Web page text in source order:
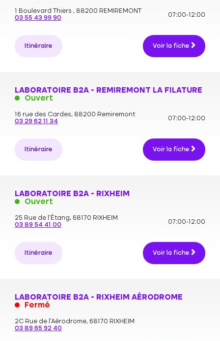
1 Boulevard Thiers , 88200 REMIREMONT
03 55 43 99 90
07:00-12:00
Itinéraire Voir la fiche
LABORATOIRE B2A - REMIREMONT LA FILATURE
Ouvert
16 rue des Cardes, 88200 Remiremont
03 29 62 11 34
07:00-12:00
Itinéraire Voir la fiche
LABORATOIRE B2A - RIXHEIM
Ouvert
25 Rue de l'Étang, 68170 RIXHEIM
03 89 54 41 00
07:00-12:00
Itinéraire Voir la fiche
LABORATOIRE B2A - RIXHEIM AÉRODROME
Fermé
2C Rue de l'Aérodrome, 68170 RIXHEIM
03 89 65 92 40